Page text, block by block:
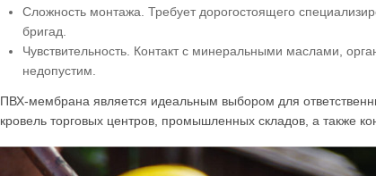
Сложность монтажа. Требует дорогостоящего
бригад.
Чувствительность. Контакт с минеральными маслами,
недопустим.
ПВХ-мембрана является идеальным выбором для
кровель торговых центров, промышленных складов, а также